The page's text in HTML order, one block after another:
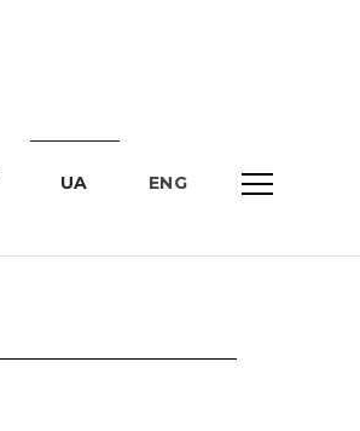
UA ENG